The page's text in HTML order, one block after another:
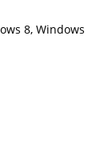
8, Windows